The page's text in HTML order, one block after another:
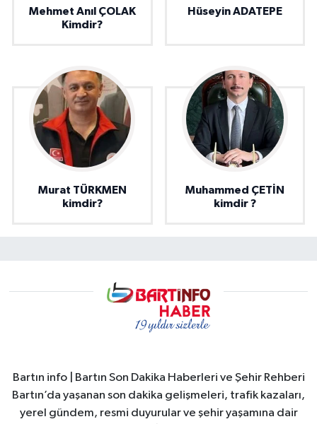
Mehmet Anıl ÇOLAK
Kimdir?
Hüseyin ADATEPE
Murat TÜRKMEN
kimdir?
Muhammed ÇETİN
kimdir ?
Bartın info | Bartın Son Dakika Haberleri ve Şehir Rehberi
Bartın’da yaşanan son dakika gelişmeleri, trafik kazaları,
yerel gündem, resmi duyurular ve şehir yaşamına dair